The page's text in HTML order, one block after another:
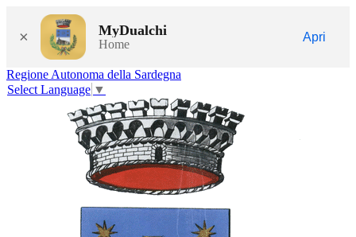
× MyDualchi
Home
Apri
Regione Autonoma della Sardegna
Select Language ▼